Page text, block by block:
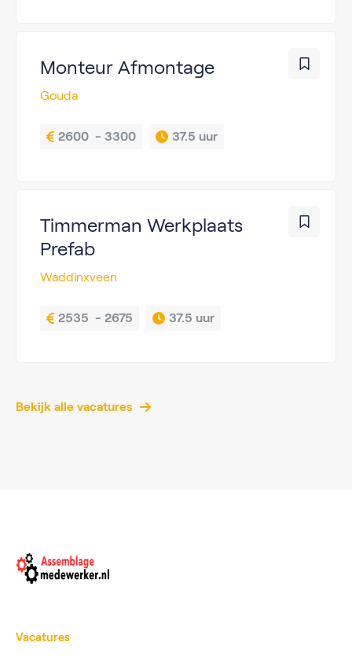
Monteur Afmontage
Gouda
2600  - 3300 37.5 uur
Timmerman Werkplaats
Prefab
Waddinxveen
2535  - 2675 37.5 uur
Bekijk alle vacatures
Vacatures